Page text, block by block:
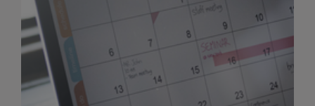
Kalendarz Imprez
Zakładka ta gromadzi wszystkie planowane
wydarzenia kulturalne i edukacyjne organizowane
przez bibliotekę. Możesz tu sprawdzić terminy